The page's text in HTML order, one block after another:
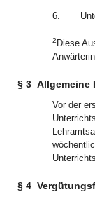
6.
2 Diese
§ 3 Allgemeine
Vor der
§ 4